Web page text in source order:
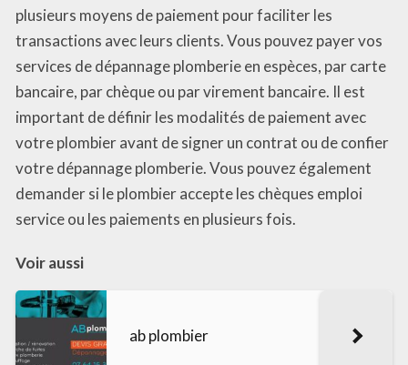
plusieurs moyens de paiement pour faciliter les
transactions avec leurs clients. Vous pouvez payer vos
services de dépannage plomberie en espèces, par carte
bancaire, par chèque ou par virement bancaire. Il est
important de définir les modalités de paiement avec
votre plombier avant de signer un contrat ou de confier
votre dépannage plomberie. Vous pouvez également
demander si le plombier accepte les chèques emploi
service ou les paiements en plusieurs fois.
Voir aussi
ab plombier